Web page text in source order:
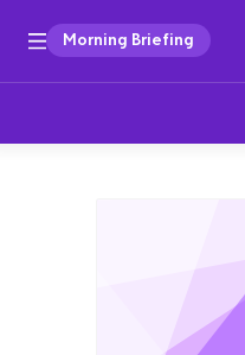
Morning Briefing